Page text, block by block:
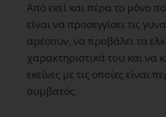
Από εκεί και πέρα το μόνο
είναι να προσεγγίσει τις
αρέσουν, να προβάλει τα
χαρακτηριστικά του και να
εκείνες με τις οποίες είναι
συμβατός.